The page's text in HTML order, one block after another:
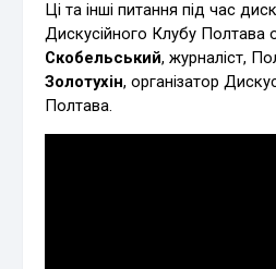
Ці та інші питання під час
Дискусійного Клубу Полтава
Скобельський, журналіст,
Золотухін, організатор
Полтава.